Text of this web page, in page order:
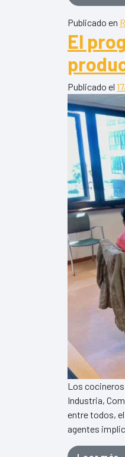
Publicado en
El
Publicado el
Los cocineros
Industria,
entre todos,
agentes